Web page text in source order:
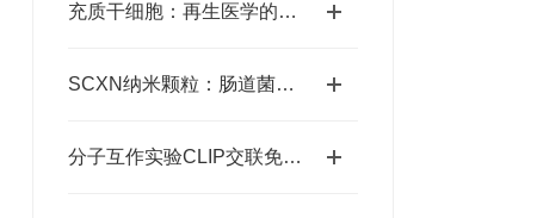
充质干细胞：再生医学的希望之星
SCXN纳米颗粒：肠道菌群调节与化疗联合治疗结直肠癌的创新策略
分子互作实验CLIP交联免疫共沉淀